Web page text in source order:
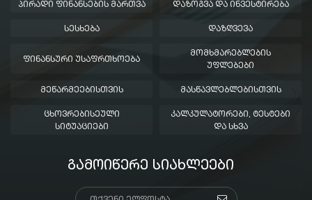
ᲞᲘᲠᲐᲓᲘ ᲤᲘᲜᲐᲜᲡᲔᲑᲘᲡ ᲛᲐᲠᲗᲕᲐ ᲓᲐᲖᲝᲒᲕᲐ ᲓᲐ ᲘᲜᲕᲔᲡᲢᲘᲠᲔᲑᲐ
ᲡᲔᲡᲮᲔᲑᲐ ᲓᲐᲖᲦᲕᲔᲕᲐ
ᲤᲘᲜᲐᲜᲡᲣᲠᲘ ᲣᲡᲐᲤᲠᲗᲮᲝᲔᲑᲐ
ᲛᲝᲛᲮᲛᲐᲠᲔᲑᲚᲔᲑᲘᲡ
ᲣᲤᲚᲔᲑᲔᲑᲘ
ᲛᲔᲬᲐᲠᲛᲔᲔᲑᲘᲡᲗᲕᲘᲡ ᲛᲐᲡᲬᲐᲕᲚᲔᲑᲚᲔᲑᲘᲡᲗᲕᲘᲡ
ᲪᲮᲝᲕᲠᲔᲑᲘᲡᲔᲣᲚᲘ
ᲡᲘᲢᲣᲐᲪᲘᲔᲑᲘ
ᲙᲐᲚᲙᲣᲚᲐᲢᲝᲠᲔᲑᲘ, ᲢᲔᲡᲢᲔᲑᲘ
ᲓᲐ ᲡᲮᲕᲐ
ᲒᲐᲛᲝᲘᲬᲔᲠᲔ ᲡᲘᲐᲮᲚᲔᲔᲑᲘ